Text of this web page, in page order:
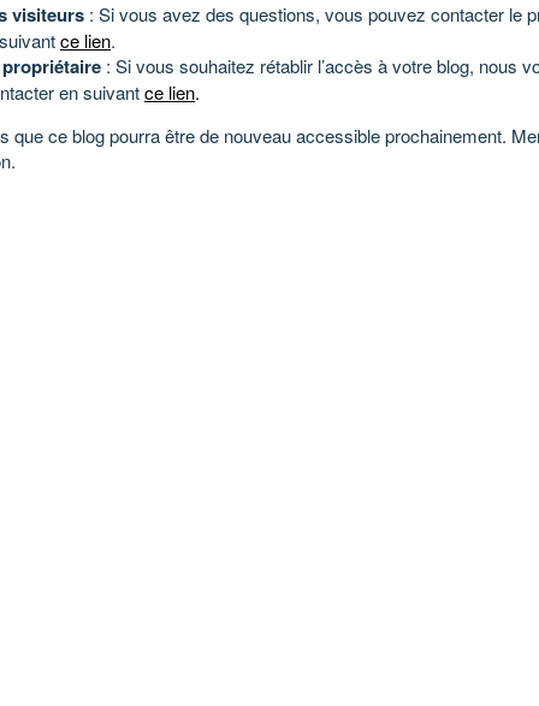
visiteurs : Si vous avez des questions, vous pouvez contacter le
ce lien.
: Si vous souhaitez rétablir l’accès à votre blog, nous
en suivantce lien.
que ce blog pourra être de nouveau accessible prochainement.